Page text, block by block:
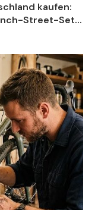
kaufen:
Street-Set...